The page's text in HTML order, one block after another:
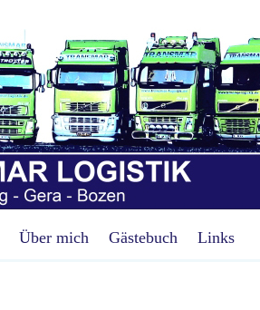
Über mich Gästebuch Links